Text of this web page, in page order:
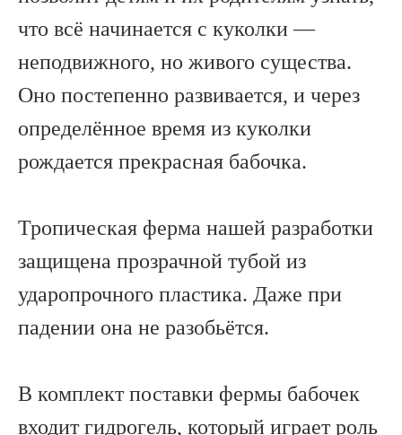
что всё начинается с куколки —
неподвижного, но живого существа.
Оно постепенно развивается, и через
определённое время из куколки
рождается прекрасная бабочка.
Тропическая ферма нашей разработки
защищена прозрачной тубой из
ударопрочного пластика. Даже при
падении она не разобьётся.
В комплект поставки фермы бабочек
входит гидрогель, который играет роль